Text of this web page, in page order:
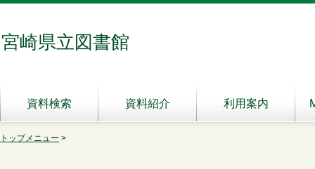
宮崎県立図書館
資料検索 資料紹介 利用案内
トップメニュー >